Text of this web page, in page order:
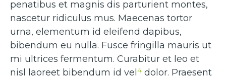
penatibus et magnis dis parturient montes,
nascetur ridiculus mus. Maecenas tortor
urna, elementum id eleifend dapibus,
bibendum eu nulla. Fusce fringilla mauris ut
mi ultrices fermentum. Curabitur et leo et
nisl laoreet bibendum id vel4 dolor. Praesent